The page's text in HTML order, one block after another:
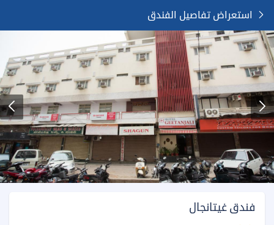
استعراض تفاصيل الفندق
فندق غيتانجال